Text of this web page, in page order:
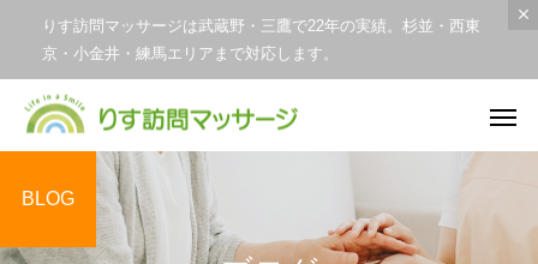
りす訪問マッサージは武蔵野・三鷹で22年の実績。杉並・西東
京・小金井・練馬エリアまで対応します。
BLOG